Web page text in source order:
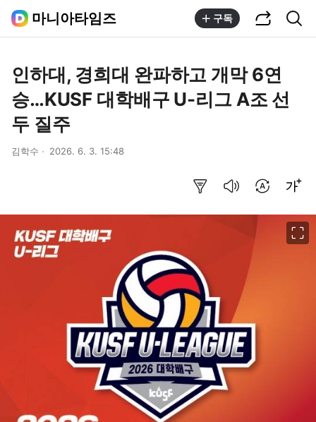
마니아타임즈 구독
인하대, 경희대 완파하고 개막 6연
승…KUSF 대학배구 U-리그 A조 선
두 질주
김학수 2026. 6. 3. 15:48